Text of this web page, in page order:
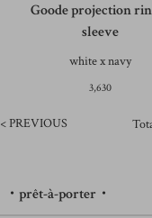
Goode projection
sleeve
white x navy
3,630
< PREVIOUS
・prêt-à-porter・